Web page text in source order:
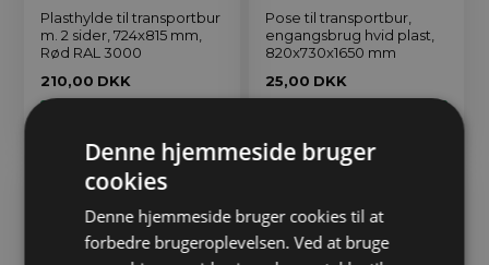
Plasthylde til transportbur
m. 2 sider, 724x815 mm,
Rød RAL 3000
210,00 DKK
Pose til transportbur,
engangsbrug hvid plast,
820x730x1650 mm
25,00 DKK
Denne hjemmeside bruger
cookies
Denne hjemmeside bruger cookies til at
forbedre brugeroplevelsen. Ved at bruge